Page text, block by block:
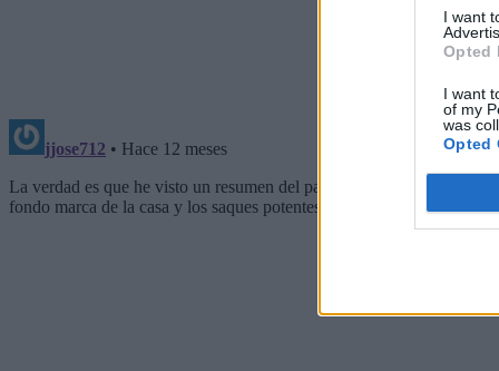
I want
Opted
I want
of my
was
Opted